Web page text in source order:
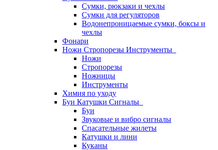
Сумки, рюкзаки и чехлы
Сумки для регуляторов
Водонепроницаемые сумки, боксы и
чехлы
Фонари
Ножи Стропорезы Инструменты
Ножи
Стропорезы
Ножницы
Инструменты
Химия по уходу
Буи Катушки Сигналы
Буи
Звуковые и вибро сигналы
Спасательные жилеты
Катушки и лини
Куканы